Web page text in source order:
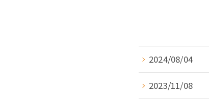
2024/08/04
2023/11/08